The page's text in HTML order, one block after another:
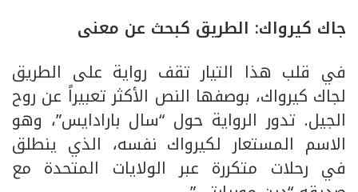
جاك كيرواك: الطريق كبحث عن معنى
في قلب هذا التيار تقف رواية على الطريق
لجاك كيرواك، بوصفها النص الأكثر تعبيراً عن روح
الجيل. تدور الرواية حول “سال بارادايس”، وهو
الاسم المستعار لكيرواك نفسه، الذي ينطلق
في رحلات متكررة عبر الولايات المتحدة مع